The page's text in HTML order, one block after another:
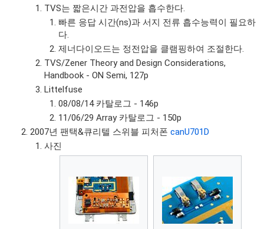
TVS는 짧은시간 과전압을 흡수한다.
빠른 응답 시간(ns)과 서지 전류 흡수능력이 필요하
다.
제너다이오드는 정전압을 클램핑하여 조절한다.
TVS/Zener Theory and Design Considerations,
Handbook - ON Semi, 127p
Littelfuse
08/08/14 카탈로그 - 146p
11/06/29 Array 카탈로그 - 150p
2007년 팬택&큐리텔 스위블 피처폰canU701D
사진